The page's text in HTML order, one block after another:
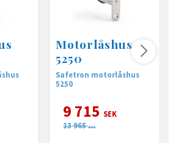
Motorlåshus
5250
Safetron motorlåshus
5250
9 715 SEK
13 965 SEK